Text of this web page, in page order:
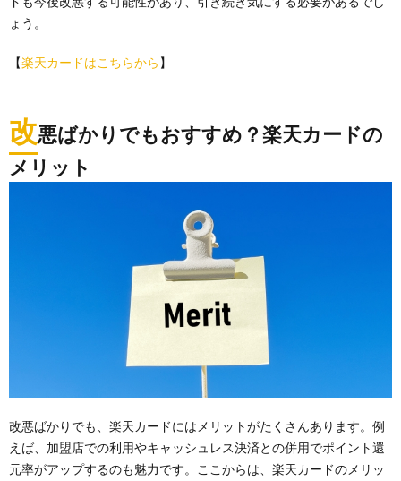
ょう。
【楽天カードはこちらから 】
改悪ばかりでもおすすめ？楽天カードの
メリット
改悪ばかりでも、楽天カードにはメリットがたくさんあります。例
えば、加盟店での利用やキャッシュレス決済との併用でポイント還
元率がアップするのも魅力です。ここからは、楽天カードのメリッ